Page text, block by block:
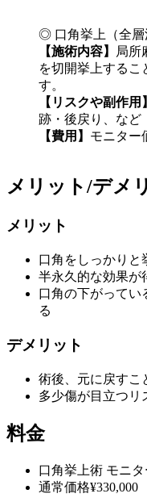
◎ 口角挙上（全層
【施術内容】
局所
を切開挙上するこ
す。
【リスクや副作用】
跡・後戻り、など
【費用】 モニター
メリット/デメ
メリット
口角をしっかりと
半永久的な効果が
口角の下がってい
る
デメリット
術後、元に戻すこ
多少傷が目立つリ
料金
口角挙上術 モニ
通常価格¥330,000